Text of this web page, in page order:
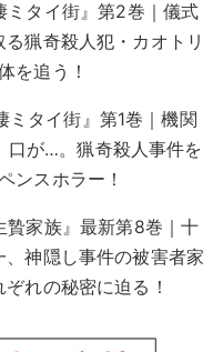
タイ街』第2巻｜儀式
猟奇殺人犯・カオトリ
を追う！
ミタイ街』第1巻｜機関
口が…。猟奇殺人事件を
ンスホラー！
家族』最新第8巻｜十
神隠し事件の被害者家
れの秘密に迫る！